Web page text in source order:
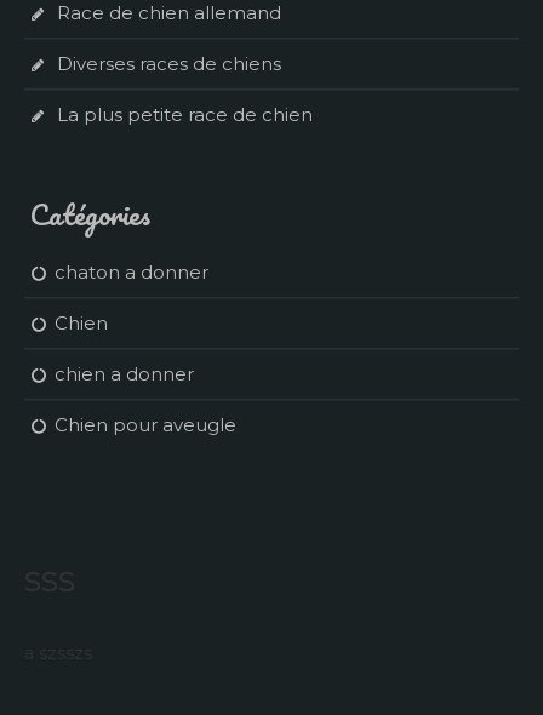
Race de chien allemand
Diverses races de chiens
La plus petite race de chien
Catégories
chaton a donner
Chien
chien a donner
Chien pour aveugle
sss
a szsszs